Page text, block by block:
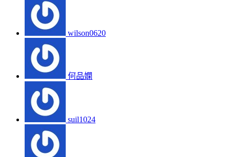
wilson0620
何品嫻
suil1024